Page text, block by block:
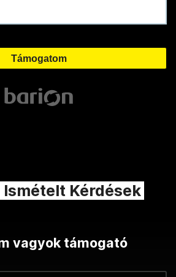
Ismételt Kérdések
vagyok támogató